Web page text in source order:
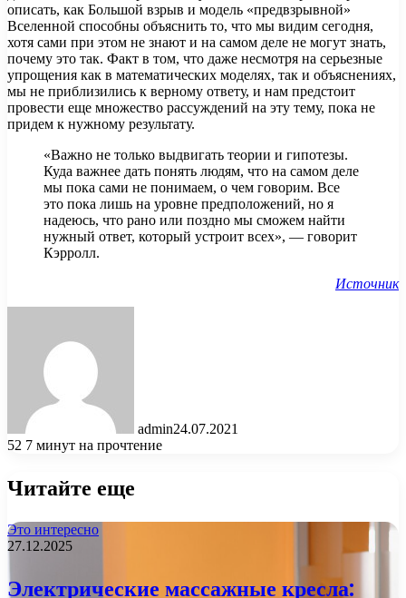
описать, как Большой взрыв и модель «предвзрывной»
Вселенной способны объяснить то, что мы видим сегодня,
хотя сами при этом не знают и на самом деле не могут знать,
почему это так. Факт в том, что даже несмотря на серьезные
упрощения как в математических моделях, так и объяснениях,
мы не приблизились к верному ответу, и нам предстоит
провести еще множество рассуждений на эту тему, пока не
придем к нужному результату.
«Важно не только выдвигать теории и гипотезы.
Куда важнее дать понять людям, что на самом деле
мы пока сами не понимаем, о чем говорим. Все
это пока лишь на уровне предположений, но я
надеюсь, что рано или поздно мы сможем найти
нужный ответ, который устроит всех», — говорит
Кэрролл.
Источник
admin24.07.2021
52 7 минут на прочтение
Читайте еще
Это интересно
27.12.2025
Электрические массажные кресла: